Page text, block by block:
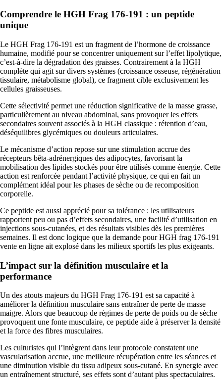
Comprendre le HGH Frag 176-191 : un peptide
unique
Le HGH Frag 176-191 est un fragment de l’hormone de croissance
humaine, modifié pour se concentrer uniquement sur l’effet lipolytique,
c’est-à-dire la dégradation des graisses. Contrairement à la HGH
complète qui agit sur divers systèmes (croissance osseuse, régénération
tissulaire, métabolisme global), ce fragment cible exclusivement les
cellules graisseuses.
Cette sélectivité permet une réduction significative de la masse grasse,
particulièrement au niveau abdominal, sans provoquer les effets
secondaires souvent associés à la HGH classique : rétention d’eau,
déséquilibres glycémiques ou douleurs articulaires.
Le mécanisme d’action repose sur une stimulation accrue des
récepteurs bêta-adrénergiques des adipocytes, favorisant la
mobilisation des lipides stockés pour être utilisés comme énergie. Cette
action est renforcée pendant l’activité physique, ce qui en fait un
complément idéal pour les phases de sèche ou de recomposition
corporelle.
Ce peptide est aussi apprécié pour sa tolérance : les utilisateurs
rapportent peu ou pas d’effets secondaires, une facilité d’utilisation en
injections sous-cutanées, et des résultats visibles dès les premières
semaines. Il est donc logique que la demande pour HGH frag 176-191
vente en ligne ait explosé dans les milieux sportifs les plus exigeants.
L’impact sur la définition musculaire et la
performance
Un des atouts majeurs du HGH Frag 176-191 est sa capacité à
améliorer la définition musculaire sans entraîner de perte de masse
maigre. Alors que beaucoup de régimes de perte de poids ou de sèche
provoquent une fonte musculaire, ce peptide aide à préserver la densité
et la force des fibres musculaires.
Les culturistes qui l’intègrent dans leur protocole constatent une
vascularisation accrue, une meilleure récupération entre les séances et
une diminution visible du tissu adipeux sous-cutané. En synergie avec
un entraînement structuré, ses effets sont d’autant plus spectaculaires.